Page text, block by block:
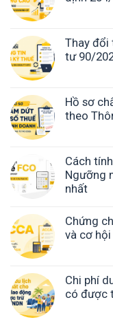
Thay đổi
tư 90/
Hồ sơ
theo
Cách
Ngưỡng
nhất
Chứng
và cơ
Chi phí
có được